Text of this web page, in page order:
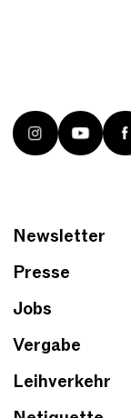
Newsletter
Presse
Jobs
Vergabe
Leihverkehr